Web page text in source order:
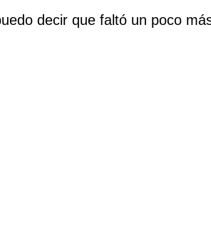
decir que faltó un poco